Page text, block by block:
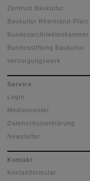
Zentrum Baukultur
Baukultur Rheinland-Pfalz
Bundesarchitektenkammer
Bundesstiftung Baukultur
Versorgungswerk
Service
Login
Mediencenter
Datenschutzerklärung
Newsletter
Kontakt
Kontaktformular